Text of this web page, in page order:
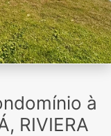
à
RIVIERA